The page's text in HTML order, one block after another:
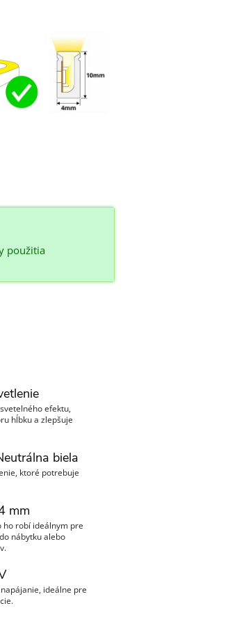
použitia
efektu,
hĺbku a zlepšuje
biela
ktoré potrebuje
mm
ho robí ideálnym pre
nábytku alebo
ideálne pre